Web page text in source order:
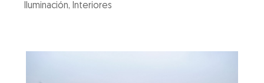
Iluminación, Interiores